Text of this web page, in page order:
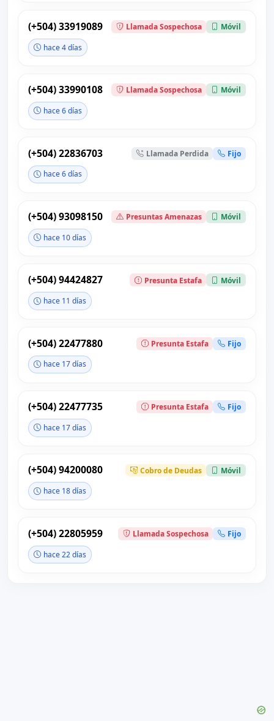
(+504) 33919089 Llamada Sospechosa Móvil
hace 4 días
(+504) 33990108 Llamada Sospechosa Móvil
hace 6 días
(+504) 22836703 Llamada Perdida Fijo
hace 6 días
(+504) 93098150 Presuntas Amenazas Móvil
hace 10 días
(+504) 94424827 Presunta Estafa Móvil
hace 11 días
(+504) 22477880 Presunta Estafa Fijo
hace 17 días
(+504) 22477735 Presunta Estafa Fijo
hace 17 días
(+504) 94200080 Cobro de Deudas Móvil
hace 18 días
(+504) 22805959 Llamada Sospechosa Fijo
hace 22 días